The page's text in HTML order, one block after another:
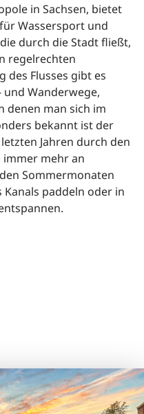
in Sachsen, bietet
Wassersport und
durch die Stadt fließt,
regelrechten
des Flusses gibt es
Wanderwege,
denen man sich im
bekannt ist der
Jahren durch den
immer mehr an
Sommermonaten
paddeln oder in